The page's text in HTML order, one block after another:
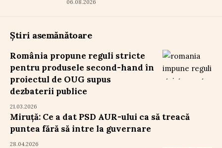
06.08.2026
Știri asemănătoare
România propune reguli stricte
pentru produsele second-hand în
proiectul de OUG supus
dezbaterii publice
21.03.2026
Miruță: Ce a dat PSD AUR-ului ca să treacă
puntea fără să intre la guvernare
28.04.2026